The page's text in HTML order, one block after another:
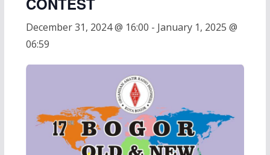
December 31, 2024 @ 16:00 - January 1, 2025 @
06:59